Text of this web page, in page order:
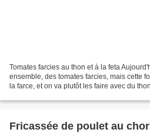
Tomates farcies au thon et à la feta
ensemble, des tomates farcies, mais cette
la farce, et on va plutôt les faire avec du
Fricassée de poulet au